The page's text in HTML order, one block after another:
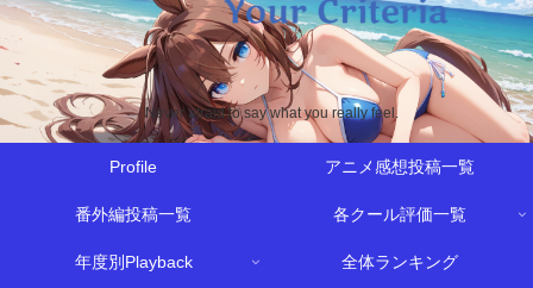
Never afraid to say what you really feel.
Profile アニメ感想投稿一覧
番外編投稿一覧 各クール評価一覧
年度別Playback 全体ランキング